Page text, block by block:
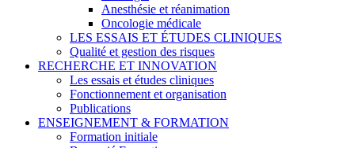
Anesthésie et réanimation
Oncologie médicale
LES ESSAIS ET ÉTUDES CLINIQUES
Qualité et gestion des risques
RECHERCHE ET INNOVATION
Les essais et études cliniques
Fonctionnement et organisation
Publications
ENSEIGNEMENT & FORMATION
Formation initiale